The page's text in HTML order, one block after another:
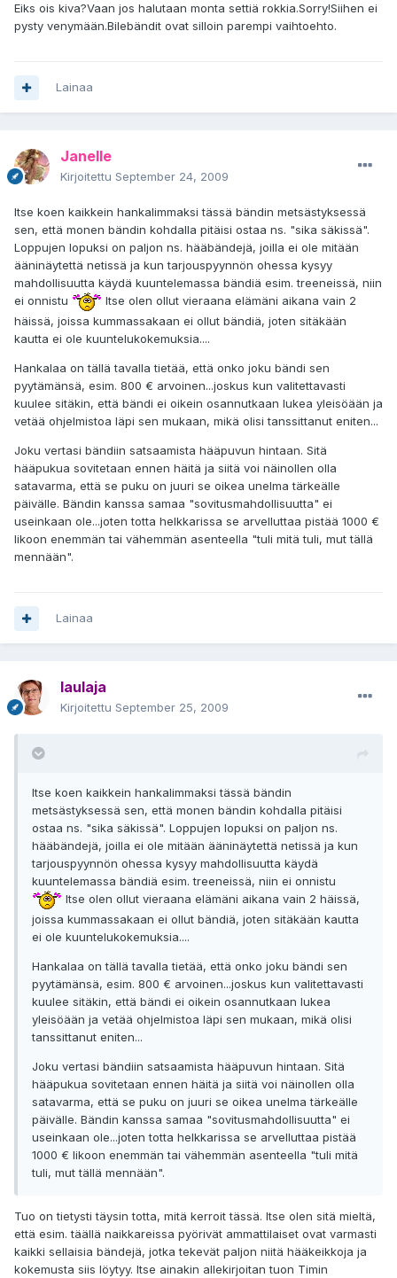
Eiks ois kiva?Vaan jos halutaan monta settiä rokkia.Sorry!Siihen ei
pysty venymään.Bilebändit ovat silloin parempi vaihtoehto.
Lainaa
Janelle
Kirjoitettu September 24, 2009
Itse koen kaikkein hankalimmaksi tässä bändin metsästyksessä
sen, että monen bändin kohdalla pitäisi ostaa ns. "sika säkissä".
Loppujen lopuksi on paljon ns. hääbändejä, joilla ei ole mitään
ääninäytettä netissä ja kun tarjouspyynnön ohessa kysyy
mahdollisuutta käydä kuuntelemassa bändiä esim. treeneissä, niin
ei onnistu
Itse olen ollut vieraana elämäni aikana vain 2
häissä, joissa kummassakaan ei ollut bändiä, joten sitäkään
kautta ei ole kuuntelukokemuksia....
Hankalaa on tällä tavalla tietää, että onko joku bändi sen
pyytämänsä, esim. 800 € arvoinen...joskus kun valitettavasti
kuulee sitäkin, että bändi ei oikein osannutkaan lukea yleisöään ja
vetää ohjelmistoa läpi sen mukaan, mikä olisi tanssittanut eniten...
Joku vertasi bändiin satsaamista hääpuvun hintaan. Sitä
hääpukua sovitetaan ennen häitä ja siitä voi näinollen olla
satavarma, että se puku on juuri se oikea unelma tärkeälle
päivälle. Bändin kanssa samaa "sovitusmahdollisuutta" ei
useinkaan ole...joten totta helkkarissa se arvelluttaa pistää 1000 €
likoon enemmän tai vähemmän asenteella "tuli mitä tuli, mut tällä
mennään".
Lainaa
laulaja
Kirjoitettu September 25, 2009
Itse koen kaikkein hankalimmaksi tässä bändin
metsästyksessä sen, että monen bändin kohdalla pitäisi
ostaa ns. "sika säkissä". Loppujen lopuksi on paljon ns.
hääbändejä, joilla ei ole mitään ääninäytettä netissä ja kun
tarjouspyynnön ohessa kysyy mahdollisuutta käydä
kuuntelemassa bändiä esim. treeneissä, niin ei onnistu
Itse olen ollut vieraana elämäni aikana vain 2 häissä,
joissa kummassakaan ei ollut bändiä, joten sitäkään kautta
ei ole kuuntelukokemuksia....
Hankalaa on tällä tavalla tietää, että onko joku bändi sen
pyytämänsä, esim. 800 € arvoinen...joskus kun valitettavasti
kuulee sitäkin, että bändi ei oikein osannutkaan lukea
yleisöään ja vetää ohjelmistoa läpi sen mukaan, mikä olisi
tanssittanut eniten...
Joku vertasi bändiin satsaamista hääpuvun hintaan. Sitä
hääpukua sovitetaan ennen häitä ja siitä voi näinollen olla
satavarma, että se puku on juuri se oikea unelma tärkeälle
päivälle. Bändin kanssa samaa "sovitusmahdollisuutta" ei
useinkaan ole...joten totta helkkarissa se arvelluttaa pistää
1000 € likoon enemmän tai vähemmän asenteella "tuli mitä
tuli, mut tällä mennään".
Tuo on tietysti täysin totta, mitä kerroit tässä. Itse olen sitä mieltä,
että esim. täällä naikkareissa pyörivät ammattilaiset ovat varmasti
kaikki sellaisia bändejä, jotka tekevät paljon niitä hääkeikkoja ja
kokemusta siis löytyy. Itse ainakin allekirjoitan tuon Timin